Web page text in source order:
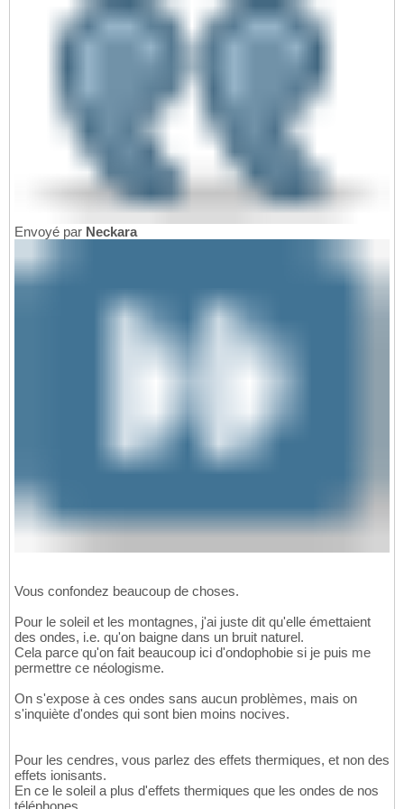
Envoyé par Neckara
Vous confondez beaucoup de choses.
Pour le soleil et les montagnes, j'ai juste dit qu'elle émettaient
des ondes, i.e. qu'on baigne dans un bruit naturel.
Cela parce qu'on fait beaucoup ici d'ondophobie si je puis me
permettre ce néologisme.
On s'expose à ces ondes sans aucun problèmes, mais on
s'inquiète d'ondes qui sont bien moins nocives.
Pour les cendres, vous parlez des effets thermiques, et non des
effets ionisants.
En ce le soleil a plus d'effets thermiques que les ondes de nos
téléphones.